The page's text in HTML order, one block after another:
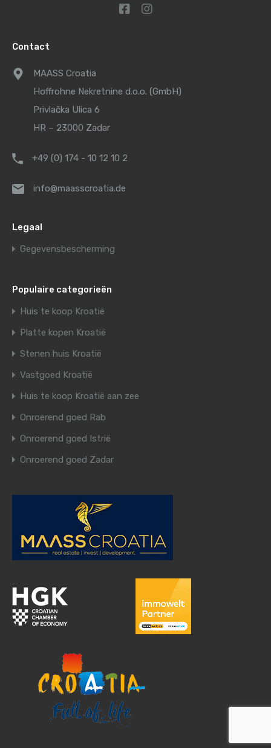
Contact
MAASS Croatia
Hoffrohne Nekretnine d.o.o. (GmbH)
Privlačka Ulica 6
HR – 23000 Zadar
+49 (0) 174 - 10 12 10 2
info@maasscroatia.de
Legaal
Gegevensbescherming
Populaire categorieën
Huis te koop Kroatië
Platte kopen Kroatië
Stenen huis Kroatië
Vastgoed Kroatië
Huis te koop Kroatië aan zee
Onroerend goed Rab
Onroerend goed Istrië
Onroerend goed Zadar